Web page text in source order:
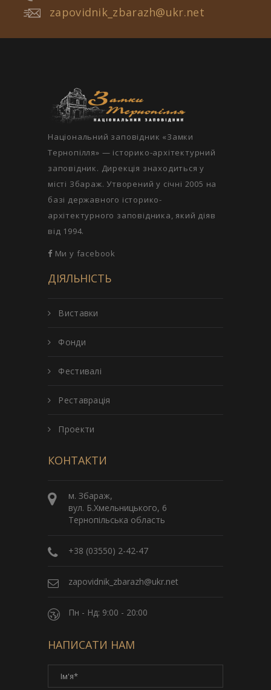
zapovidnik_zbarazh@ukr.net
Національний заповідник «Замки
Тернопілля» — історико-архітектурний
заповідник. Дирекція знаходиться у
місті Збараж. Утворений у січні 2005 на
базі державного історико-
архітектурного заповідника, який діяв
від 1994.
Ми у facebook
ДІЯЛЬНІСТЬ
Виставки
Фонди
Фестивалі
Реставрація
Проекти
КОНТАКТИ
м. Збараж,
вул. Б.Хмельницького, 6
Тернопільська область
+38 (03550) 2-42-47
zapovidnik_zbarazh@ukr.net
Пн - Нд: 9:00 - 20:00
НАПИСАТИ НАМ